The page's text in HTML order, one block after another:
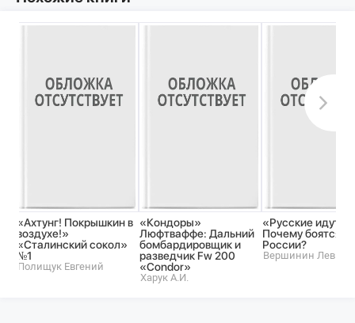
«Ахтунг! Покрышкин в
воздухе!»
«Сталинский сокол»
№1
Полищук Евгений
«Кондоры»
Люфтваффе: Дальний
бомбардировщик и
разведчик Fw 200
«Condor»
Харук А.И.
«Русские идут!»
Почему боятся
России?
Вершинин Лев